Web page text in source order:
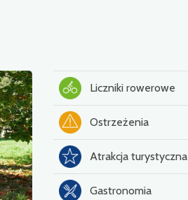
Liczniki rowerowe
Ostrzeżenia
Atrakcja turystyczna
Gastronomia